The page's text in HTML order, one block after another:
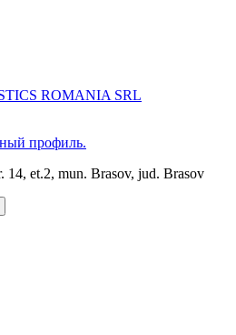
ROMANIA SRL
профиль.
14, et.2, mun. Brasov, jud. Brasov